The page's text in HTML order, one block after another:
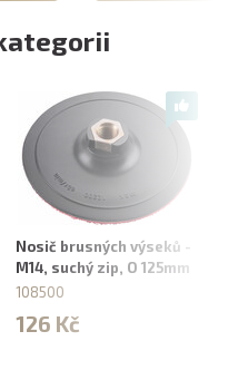
Nosič brusných výseků -
M14, suchý zip, O 125mm
108500
126 Kč